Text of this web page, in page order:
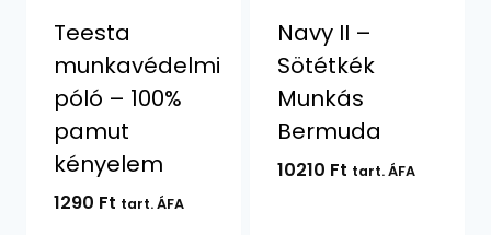
Teesta
munkavédelmi
póló – 100%
pamut
kényelem
1290 Ft tart. ÁFA
Navy II –
Sötétkék
Munkás
Bermuda
10210 Ft tart. ÁFA